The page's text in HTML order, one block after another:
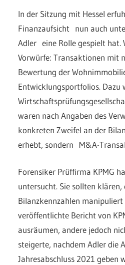
In der Sitzung mit Hessel
Finanzaufsicht nun auch
Adler eine Rolle gespielt hat.
Vorwürfe: Transaktionen mit
Bewertung der
Entwicklungsportfolios.
waren nach Angaben des
konkreten Zweifel an der
erhebt, sondern M&A-
Forensiker Prüffirma KPMG
untersucht. Sie sollten
Bilanzkennzahlen
veröffentlichte Bericht von
ausräumen, andere jedoch
steigerte, nachdem Adler die
Jahresabschluss 2021 geben